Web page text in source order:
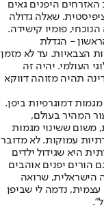
היפנים גאים
שאלה גדולה
פומיו קישידה.
- הגדלת
הצבאיות. עד לא מזמן
העולמי. יהיה זה
תהיה מזוהה דווקא
דמוגרפיות ביפן.
המהיר בעולם,
משום ששינוי מגמות
עמוקות. לא מדובר
היא שגידול ילדים
הורים יפנים אוהבים
הישראלית, שרואה
נדמה לי שביפן